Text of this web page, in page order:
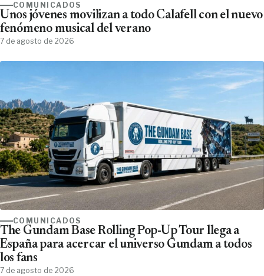
COMUNICADOS
Unos jóvenes movilizan a todo Calafell con el nuevo
fenómeno musical del verano
7 de agosto de 2026
COMUNICADOS
The Gundam Base Rolling Pop-Up Tour llega a
España para acercar el universo Gundam a todos
los fans
7 de agosto de 2026